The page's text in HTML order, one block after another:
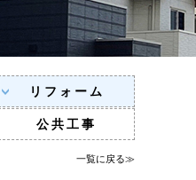
リフォーム
公共工事
一覧に戻る≫